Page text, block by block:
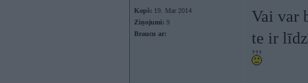
Kopš: 19. Mar 2014
Ziņojumi: 9
Braucu ar:
Vai var
te ir